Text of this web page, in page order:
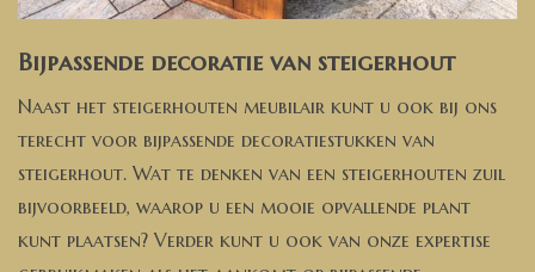
Bijpassende decoratie van steigerhout
Naast het steigerhouten meubilair kunt u ook bij ons
terecht voor bijpassende decoratiestukken van
steigerhout. Wat te denken van een steigerhouten zuil
bijvoorbeeld, waarop u een mooie opvallende plant
kunt plaatsen? Verder kunt u ook van onze expertise